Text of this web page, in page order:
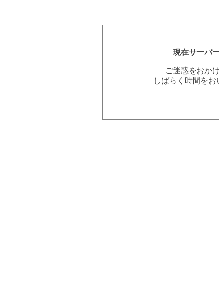
現在サーバ
ご迷惑をおか
しばらく時間を